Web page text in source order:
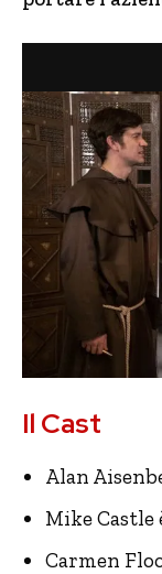
Il Cast
Alan
Mike Castle
Carmen